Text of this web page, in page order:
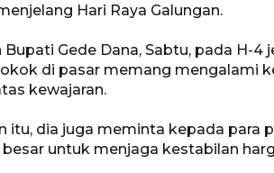
Hari Raya Galungan.
Gede Dana, Sabtu, pada H-4
di pasar memang mengalami
kewajaran.
itu, dia juga meminta kepada para
untuk menjaga kestabilan